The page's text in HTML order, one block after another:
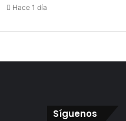
Hace 1 día
Síguenos